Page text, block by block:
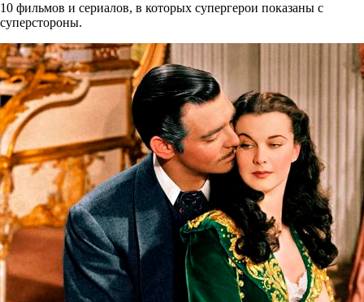
10 фильмов и сериалов, в которых супергерои показаны с
суперстороны.